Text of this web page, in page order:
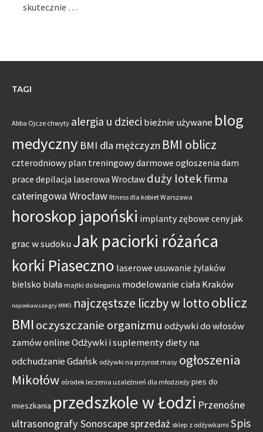
skutecznie …
TAGI
Abba Ojcze chwyty alergia u dzieci bieżnie używane blog
medyczny BMI dla mężczyzn BMI oblicz
czterodniowy plan treningowydarmowe ogłoszenia dam
prace depilacja laserowa Wrocław duży lotekfirma
cateringowa Wrocław fitness dla kobiet Warszawa
horoskop japoński implanty zębowe cenyjak
grac w sudoku Jak paciorki różańca
korki Piaseczno laserowe usuwanie żylaków
bielsko biała majtki do biegania modelowanie ciała Kraków
najciekawsze gry MMO najczęstsze liczby w lottooblicz
BMI oczyszczanie organizmu odżywki do włosów
zamów onlineOdżywki i suplementy diety na
odchudzanie Gdańsk odżywki na przyrost masy ogłoszenia
Mikołów ośrodek leczenia uzależnień dla młodzieży pies do
mieszkania przedszkole w Łodzi Przenośne
ultrasonografy Sonoscape sprzedaż sklep z odżywkami Spis